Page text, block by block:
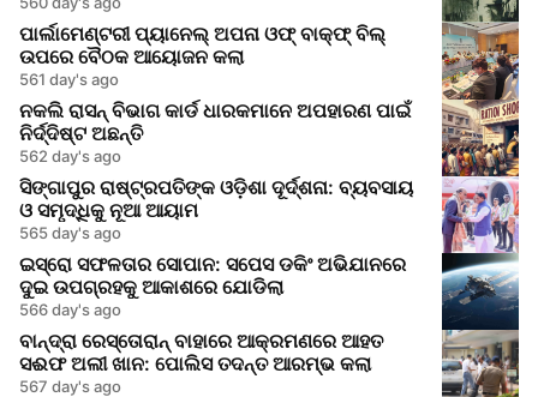
ପାର୍ଲାମେଣ୍ଟରୀ ପ୍ୟାନେଲ୍ ଅପନା ଓଫ୍ ବାକ୍ଫ୍ ବିଲ୍
ଉପରେ ବୈଠକ ଆୟୋଜନ କଲା
561 day's ago
ନକଲି ରାସନ୍ ବିଭାଗ କାର୍ଡ ଧାରକମାନେ ଅପହାରଣ ପାଇଁ
ନିର୍ଦ୍ଦିଷ୍ଟ ଅଛନ୍ତି
562 day's ago
ସିଙ୍ଗାପୁର ରାଷ୍ଟ୍ରପତିଙ୍କ ଓଡ଼ିଶା ଦୂର୍ଦ୍ଶନା: ବ୍ୟବସାୟ
ଓ ସମୃଦ୍ଧିକୁ ନୂଆ ଆୟାମ
565 day's ago
ଇସ୍ରୋ ସଫଳତାର ସୋପାନ: ସପେସ ଡକିଂ ଅଭିଯାନରେ
ଦୁଇ ଉପଗ୍ରହକୁ ଆକାଶରେ ଯୋଡିଲା
566 day's ago
ବାନ୍ଦ୍ରା ରେସ୍ତୋରାନ୍ ବାହାରେ ଆକ୍ରମଣରେ ଆହତ
ସଈଫ ଅଲୀ ଖାନ: ପୋଲିସ ତଦନ୍ତ ଆରମ୍ଭ କଲା
567 day's ago